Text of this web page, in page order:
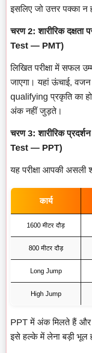
इसलिए जो उत्तर पक्का न
चरण 2: शारीरिक
Test — PMT)
लिखित परीक्षा में सफल
जाएगा। यहां ऊंचाई,
qualifying प्रकृति का
अंक नहीं जुड़ते।
चरण 3: शारीरिक
Test — PPT)
यह परीक्षा आपकी असली
कार्य
1600 मीटर दौड़
800 मीटर दौड़
Long Jump
High Jump
PPT में अंक मिलते हैं और
इसे हल्के में लेना बड़ी भूल